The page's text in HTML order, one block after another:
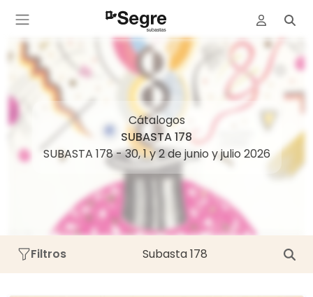
Cátalogos
SUBASTA 178
SUBASTA 178 - 30, 1 y 2 de junio y julio 2026
Filtros Subasta 178